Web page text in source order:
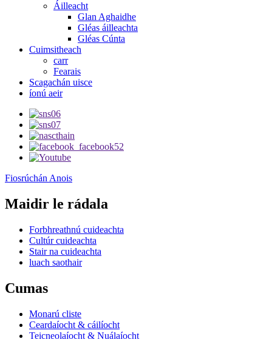
Áilleacht
Glan Aghaidhe
Gléas áilleachta
Gléas Cúnta
Cuimsitheach
carr
Fearais
Scagachán uisce
íonú aeir
Fiosrúchán Anois
Maidir le rádala
Forbhreathnú cuideachta
Cultúr cuideachta
Stair na cuideachta
luach saothair
Cumas
Monarú cliste
Ceardaíocht & cáilíocht
Teicneolaíocht & Nuálaíocht